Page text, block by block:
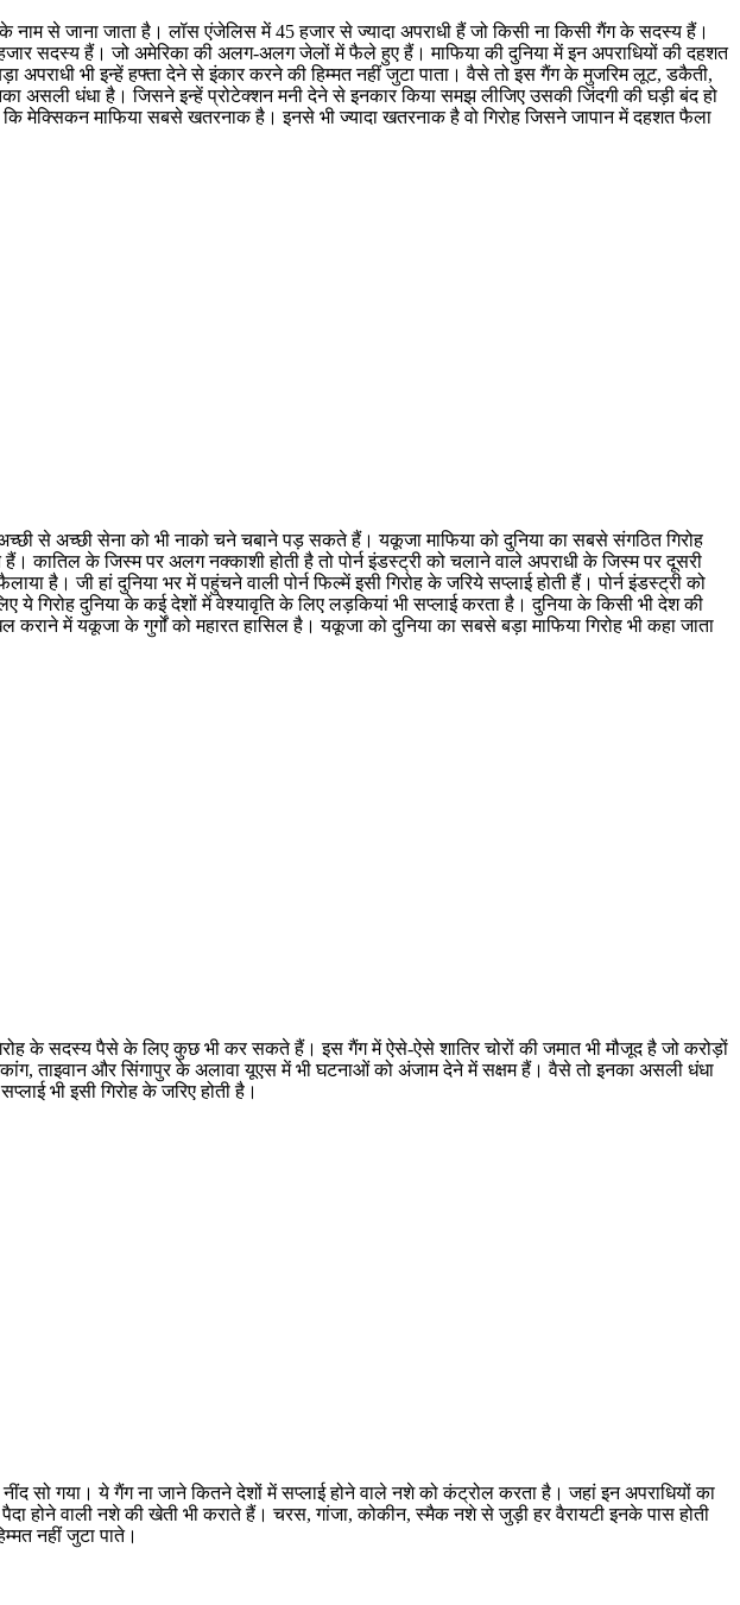
से जाना जाता है। लॉस एंजेलिस में 45 हजार से ज्यादा अपराधी हैं जो किसी ना किसी गैंग के सदस्य हैं।
सदस्य हैं। जो अमेरिका की अलग-अलग जेलों में फैले हुए हैं। माफिया की दुनिया में इन अपराधियों की दहशत
अपराधी भी इन्हें हफ्ता देने से इंकार करने की हिम्मत नहीं जुटा पाता। वैसे तो इस गैंग के मुजरिम लूट, डकैती,
धंधा है। जिसने इन्हें प्रोटेक्शन मनी देने से इनकार किया समझ लीजिए उसकी जिंदगी की घड़ी बंद हो
माफिया सबसे खतरनाक है। इनसे भी ज्यादा खतरनाक है वो गिरोह जिसने जापान में दहशत फैला
से अच्छी सेना को भी नाको चने चबाने पड़ सकते हैं। यकूजा माफिया को दुनिया का सबसे संगठित गिरोह
कातिल के जिस्म पर अलग नक्काशी होती है तो पोर्न इंडस्ट्री को चलाने वाले अपराधी के जिस्म पर दूसरी
है। जी हां दुनिया भर में पहुंचने वाली पोर्न फिल्में इसी गिरोह के जरिये सप्लाई होती हैं। पोर्न इंडस्ट्री को
दुनिया के कई देशों में वेश्यावृति के लिए लड़कियां भी सप्लाई करता है। दुनिया के किसी भी देश की
में यकूजा के गुर्गों को महारत हासिल है। यकूजा को दुनिया का सबसे बड़ा माफिया गिरोह भी कहा जाता
के सदस्य पैसे के लिए कुछ भी कर सकते हैं। इस गैंग में ऐसे-ऐसे शातिर चोरों की जमात भी मौजूद है जो करोड़ों
ताइवान और सिंगापुर के अलावा यूएस में भी घटनाओं को अंजाम देने में सक्षम हैं। वैसे तो इनका असली धंधा
भी इसी गिरोह के जरिए होती है।
सो गया। ये गैंग ना जाने कितने देशों में सप्लाई होने वाले नशे को कंट्रोल करता है। जहां इन अपराधियों का
होने वाली नशे की खेती भी कराते हैं। चरस, गांजा, कोकीन, स्मैक नशे से जुड़ी हर वैरायटी इनके पास होती
नहीं जुटा पाते।